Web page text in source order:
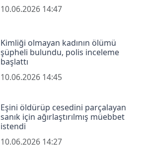
10.06.2026 14:47
Kimliği olmayan kadının ölümü
şüpheli bulundu, polis inceleme
başlattı
10.06.2026 14:45
Eşini öldürüp cesedini parçalayan
sanık için ağırlaştırılmış müebbet
istendi
10.06.2026 14:27